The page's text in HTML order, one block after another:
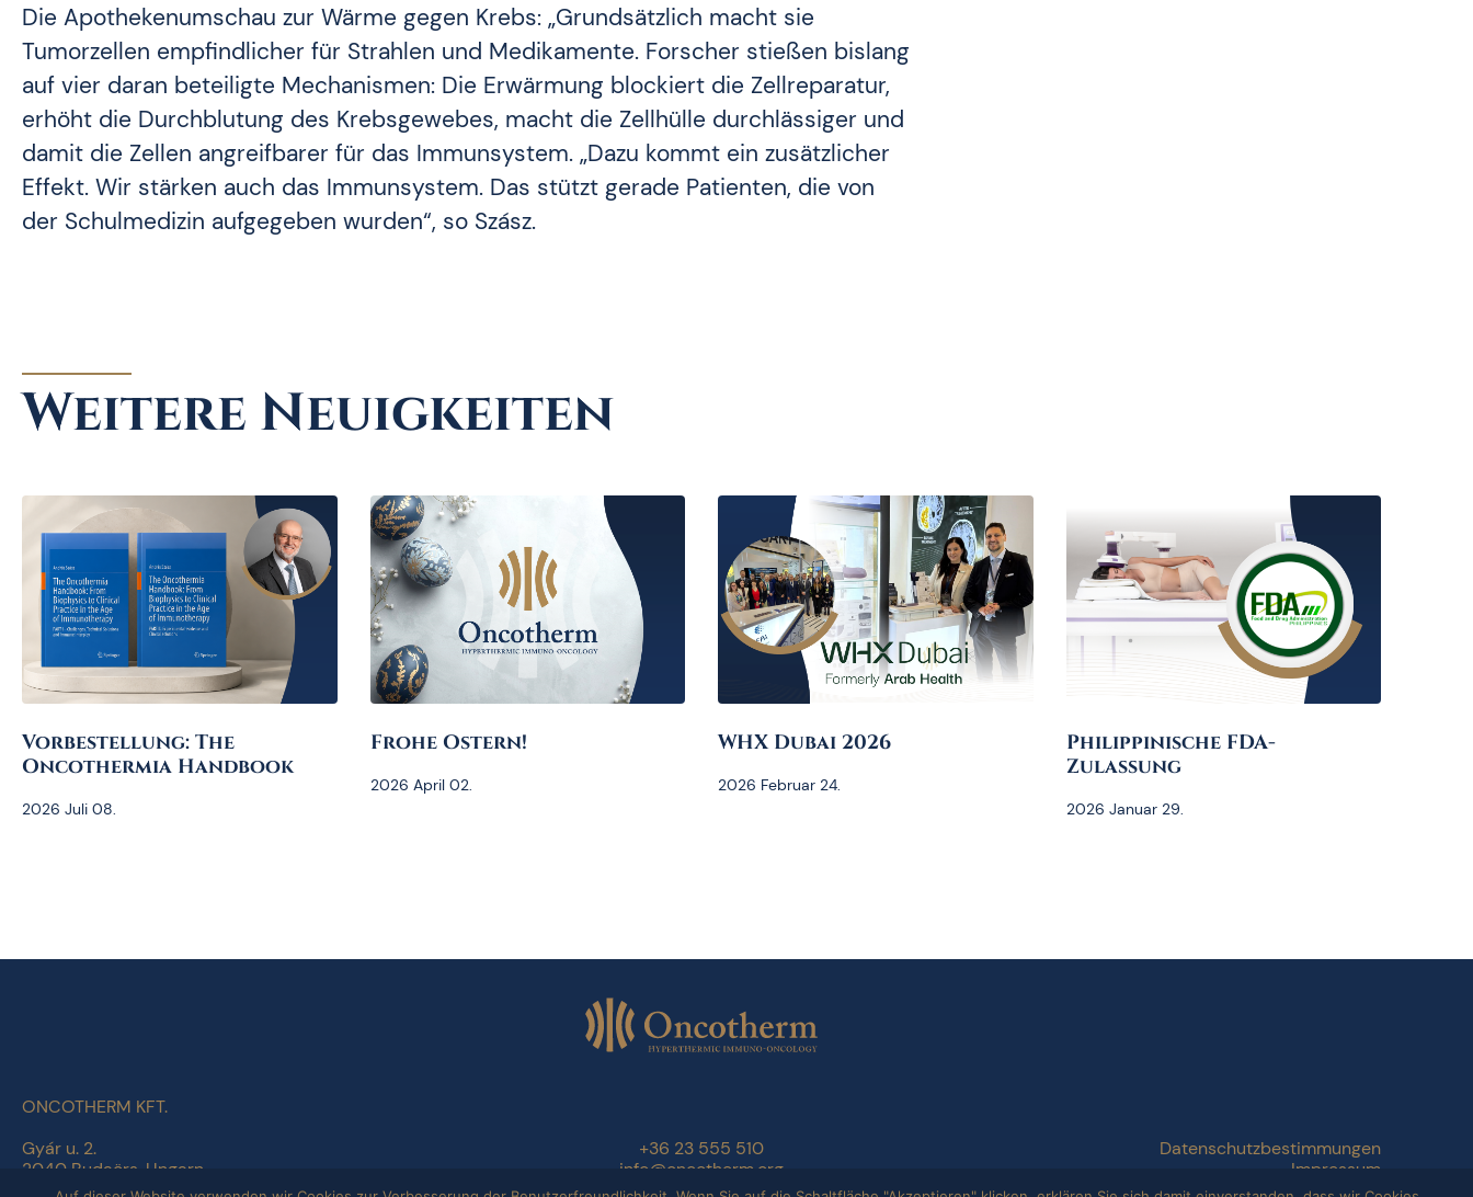
Die Apothekenumschau zur Wärme gegen Krebs: „Grundsätzlich macht sie
Tumorzellen empfindlicher für Strahlen und Medikamente. Forscher stießen bislang
auf vier daran beteiligte Mechanismen: Die Erwärmung blockiert die Zellreparatur,
erhöht die Durchblutung des Krebsgewebes, macht die Zellhülle durchlässiger und
damit die Zellen angreifbarer für das Immunsystem. „Dazu kommt ein zusätzlicher
Effekt. Wir stärken auch das Immunsystem. Das stützt gerade Patienten, die von
der Schulmedizin aufgegeben wurden“, so Szász.
Weitere Neuigkeiten
Vorbestellung: The
Oncothermia Handbook
2026 Juli 08.
Frohe Ostern!
2026 April 02.
WHX Dubai 2026
2026 Februar 24.
Philippinische FDA-
Zulassung
2026 Januar 29.
ONCOTHERM KFT.
Gyár u. 2.
2040 Budaörs, Ungarn
+36 23 555 510
info@oncotherm.org
Datenschutzbestimmungen
Impressum